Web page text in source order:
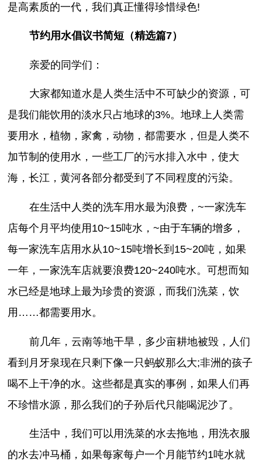
是高素质的一代，我们真正懂得珍惜绿色!
节约用水倡议书简短（精选篇7）
亲爱的同学们：
大家都知道水是人类生活中不可缺少的资源，可
是我们能饮用的淡水只占地球的3%。地球上人类需
要用水，植物，家禽，动物，都需要水，但是人类不
加节制的使用水，一些工厂的污水排入水中，使大
海，长江，黄河各部分都受到了不同程度的污染。
在生活中人类的洗车用水最为浪费，~一家洗车
店每个月平均使用10~15吨水，~由于车辆的增多，
每一家洗车店用水从10~15吨增长到15~20吨，如果
一年，一家洗车店就要浪费120~240吨水。可想而知
水已经是地球上最为珍贵的资源，而我们洗菜，饮
用……都需要用水。
前几年，云南等地干旱，多少亩耕地被毁，人们
看到月牙泉现在只剩下像一只蚂蚁那么大;非洲的孩子
喝不上干净的水。这些都是真实的事例，如果人们再
不珍惜水源，那么我们的子孙后代只能喝泥沙了。
生活中，我们可以用洗菜的水去拖地，用洗衣服
的水去冲马桶，如果每家每户一个月能节约1吨水就